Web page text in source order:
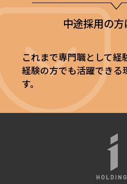
中途採用の
これまで専門職として経
経験の方でも活躍できる
す。